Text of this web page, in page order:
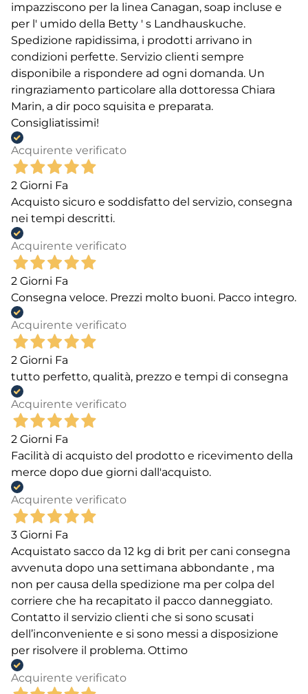
impazziscono per la linea Canagan, soap incluse e
per l' umido della Betty ' s Landhauskuche.
Spedizione rapidissima, i prodotti arrivano in
condizioni perfette. Servizio clienti sempre
disponibile a rispondere ad ogni domanda. Un
ringraziamento particolare alla dottoressa Chiara
Marin, a dir poco squisita e preparata.
Consigliatissimi!
Acquirente verificato
2 Giorni Fa
Acquisto sicuro e soddisfatto del servizio, consegna
nei tempi descritti.
Acquirente verificato
2 Giorni Fa
Consegna veloce. Prezzi molto buoni. Pacco integro.
Acquirente verificato
2 Giorni Fa
tutto perfetto, qualità, prezzo e tempi di consegna
Acquirente verificato
2 Giorni Fa
Facilità di acquisto del prodotto e ricevimento della
merce dopo due giorni dall'acquisto.
Acquirente verificato
3 Giorni Fa
Acquistato sacco da 12 kg di brit per cani consegna
avvenuta dopo una settimana abbondante , ma
non per causa della spedizione ma per colpa del
corriere che ha recapitato il pacco danneggiato.
Contatto il servizio clienti che si sono scusati
dell’inconveniente e si sono messi a disposizione
per risolvere il problema. Ottimo
Acquirente verificato